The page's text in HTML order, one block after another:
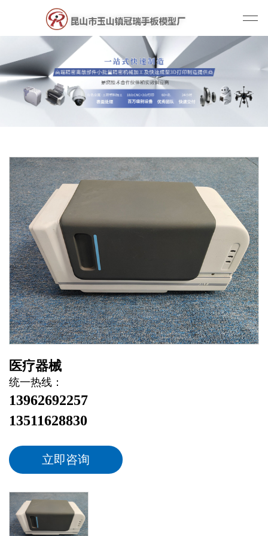
医疗器械
统一热线：
13962692257
13511628830
立即咨询